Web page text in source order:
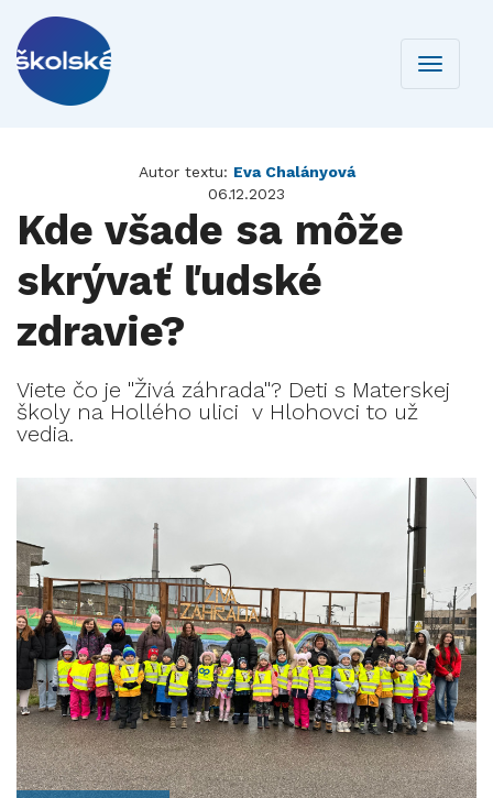
Toggle
Autor textu: Eva Chalányová
06.12.2023
Kde všade sa môže
skrývať ľudské
zdravie?
Viete čo je "Živá záhrada"? Deti s Materskej
školy na Hollého ulici v Hlohovci to už
vedia.